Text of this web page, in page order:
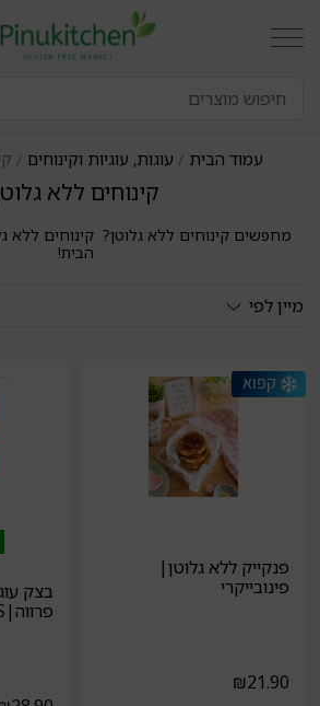
עמוד הבית / עוגות, עוגיות וקינוחים /
קינוחים ללא
מחפשים קינוחים ללא גלוטן? קינוחים ללא
הבית!
מיין לפי
פנקייק ללא גלוטן|
פינובייקרי
₪21.90
בצק
פרווה|DOUGH LICIOUS